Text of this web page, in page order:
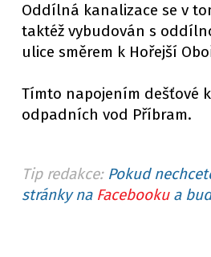
Oddílná kanalizace se v
taktéž vybudován s
ulice směrem k Hořejší
Tímto napojením dešťové
odpadních vod Příbram.
Tip redakce: Pokud
stránky na Facebookua